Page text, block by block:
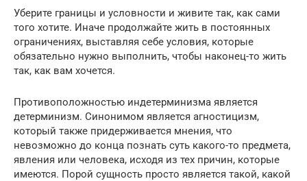
Уберите границы и условности и живите так, как сами
того хотите. Иначе продолжайте жить в постоянных
ограничениях, выставляя себе условия, которые
обязательно нужно выполнить, чтобы наконец-то жить
так, как вам хочется.
Противоположностью индетерминизма является
детерминизм. Синонимом является агностицизм,
который также придерживается мнения, что
невозможно до конца познать суть какого-то предмета,
явления или человека, исходя из тех причин, которые
имеются. Порой сущность просто является такой, какой